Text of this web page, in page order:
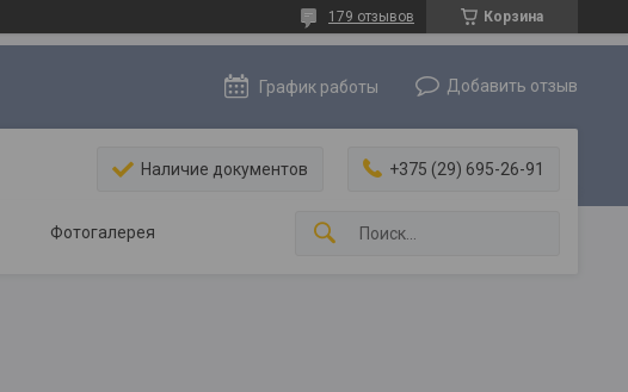
Корзина
179 отзывов
График работы Добавить отзыв
Наличие документов +375 (29) 695-26-91
Фотогалерея